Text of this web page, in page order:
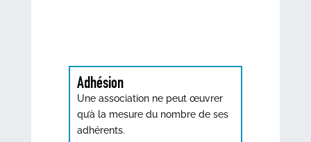
Adhésion
Une association ne peut œuvrer
qu’à la mesure du nombre de ses
adhérents.